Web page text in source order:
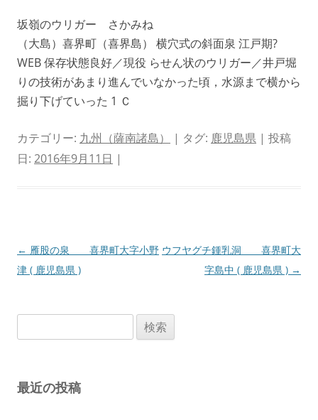
坂嶺のウリガー さかみね
（大島）喜界町（喜界島） 横穴式の斜面泉 江戸期?
WEB 保存状態良好／現役 らせん状のウリガー／井戸堀
りの技術があまり進んでいなかった頃，水源まで横から
掘り下げていった 1 Ｃ
カテゴリー: 九州（薩南諸島） | タグ: 鹿児島県 | 投稿
日: 2016年9月11日 |
投
稿
ョ
← 雁股の泉 喜界町大字小野
津 ( 鹿児島県 )
ウフヤグチ鍾乳洞 喜界町大
字島中 ( 鹿児島県 ) →
索:
最近の投稿